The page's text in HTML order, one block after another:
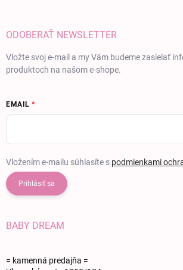
ODOBERAŤ NEWSLETTER
Vložte svoj e-mail a my Vám budeme zasielať
produktoch na našom e-shope.
EMAIL
Vložením e-mailu súhlasíte s podmienkami
Prihlásiť sa
BABY DREAM
= kamenná predajňa =